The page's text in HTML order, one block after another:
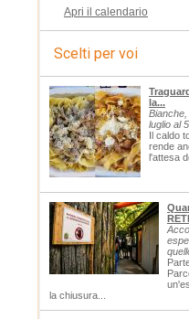
Apri il calendario
Scelti per voi
la...
luglio al
Il caldo
rende
l'attesa
la chiusura...